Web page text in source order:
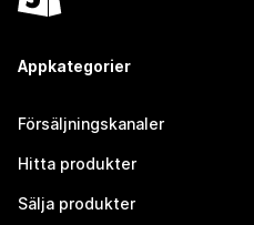
Appkategorier
Försäljningskanaler
Hitta produkter
Sälja produkter